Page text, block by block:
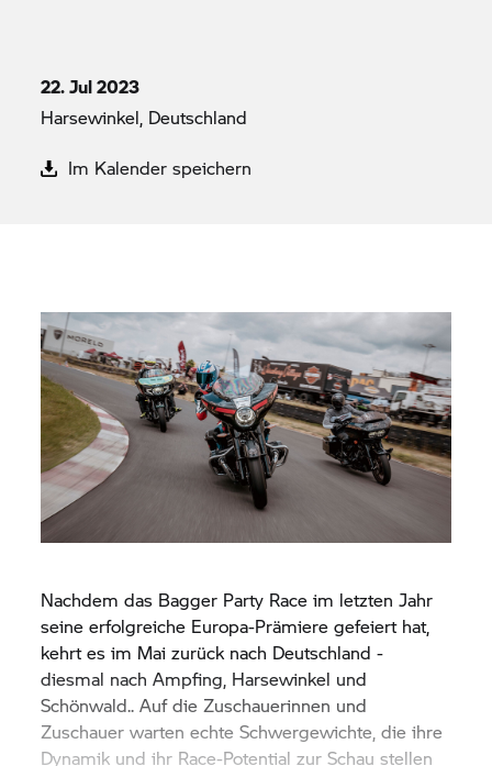
22. Jul 2023
Harsewinkel, Deutschland
Im Kalender speichern
Nachdem das Bagger Party Race im letzten Jahr
seine erfolgreiche Europa-Prämiere gefeiert hat,
kehrt es im Mai zurück nach Deutschland -
diesmal nach Ampfing, Harsewinkel und
Schönwald.. Auf die Zuschauerinnen und
Zuschauer warten echte Schwergewichte, die ihre
Dynamik und ihr Race-Potential zur Schau stellen